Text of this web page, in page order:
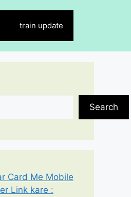
train update
Search
Card Me Mobile
Link kare :